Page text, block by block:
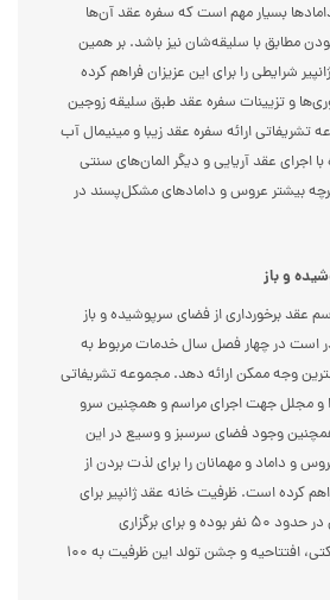
بسیار مهم است که سفره عقد آن‌ها
مطابق با سلیقه‌شان نیز باشد. بر همین
شرایطی را برای این عزیزان فراهم کرده
و تزیینات سفره عقد طبق سلیقه زوجین
ارائه سفره عقد زیبا و مینیمال آب
اجرای عقد آریایی و دیگر المان‌های سنتی
بیشتر عروس و دامادهای مشکل‌پسند در
و باز
عقد برخورداری از فضای سرپوشیده و باز
است در چهار فصل سال خدمات مربوط به
وجه ممکن ارائه دهد. مجموعه تشریفاتی
و مجلل جهت اجرای مراسم و همچنین سرو
وجود فضای سرسبز و وسیع در این
و داماد و مهمانان را برای لذت بردن از
کرده است. ظرفیت خانه عقد ژانپیر برای
اجرای مراسم عقد و نامزدی در حدود ۵۰ نفر بوده و برای برگزاری
مهمانی‌های خانوادگی، شرکتی، افتتاحیه و جشن تولد این ظرفیت به ۱۰۰